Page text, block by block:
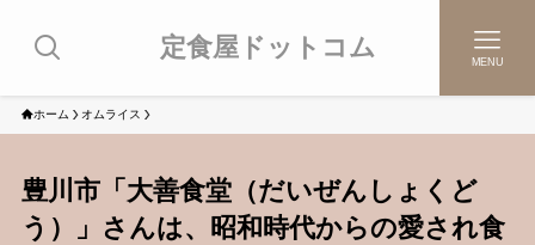
定食屋ドットコム MENU
ホーム オムライス
豊川市「大善食堂（だいぜんしょくど
う）」さんは、昭和時代からの愛され食